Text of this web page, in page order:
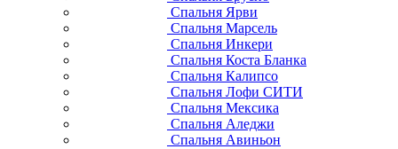
Спальня Ярви
Спальня Марсель
Спальня Инкери
Спальня Коста Бланка
Спальня Калипсо
Спальня Лофи СИТИ
Спальня Мексика
Спальня Аледжи
Спальня Авиньон